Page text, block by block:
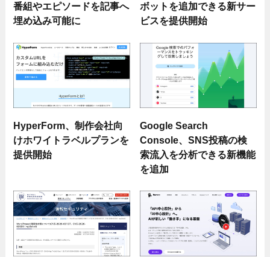
番組やエピソードを記事へ
埋め込み可能に
ボットを追加できる新サー
ビスを提供開始
HyperForm、制作会社向
けホワイトラベルプランを
提供開始
Google Search
Console、SNS投稿の検
索流入を分析できる新機能
を追加